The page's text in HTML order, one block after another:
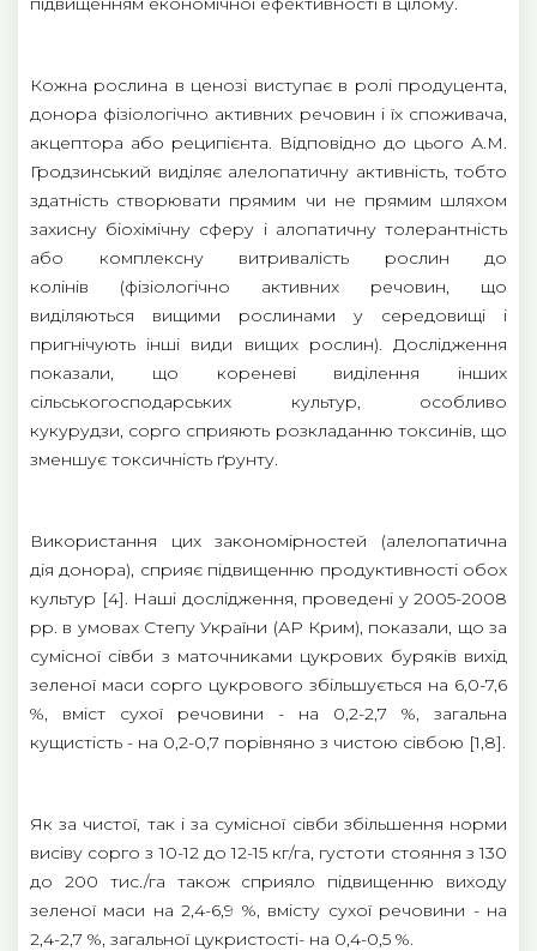
Кожна рослина в ценозі виступає в ролі продуцента,
донора фізіологічно активних речовин і їх споживача,
акцептора або реципієнта. Відповідно до цього А.М.
Гродзинський виділяє алелопатичну активність, тобто
здатність створювати прямим чи не прямим шляхом
захисну біохімічну сферу і алопатичну толерантність
або комплексну витривалість рослин до
колінів (фізіологічно активних речовин, що
виділяються вищими рослинами у середовищі і
пригнічують інші види вищих рослин). Дослідження
показали, що кореневі виділення інших
сільськогосподарських культур, особливо
кукурудзи, сорго сприяють розкладанню токсинів, що
зменшує токсичність ґрунту.
Використання цих закономірностей (алелопатична
дія донора), сприяє підвищенню продуктивності обох
культур [4]. Наші дослідження, проведені у 2005-2008
рр. в умовах Степу України (АР Крим), показали, що за
сумісної сівби з маточниками цукрових буряків вихід
зеленої маси сорго цукрового збільшується на 6,0-7,6
%, вміст сухої речовини - на 0,2-2,7 %, загальна
кущистість - на 0,2-0,7 порівняно з чистою сівбою [1,8].
Як за чистої, так і за сумісної сівби збільшення норми
висіву сорго з 10-12 до 12-15 кг/га, густоти стояння з 130
до 200 тис./га також сприяло підвищенню виходу
зеленої маси на 2,4-6,9 %, вмісту сухої речовини - на
2,4-2,7 %, загальної цукристості- на 0,4-0,5 %.